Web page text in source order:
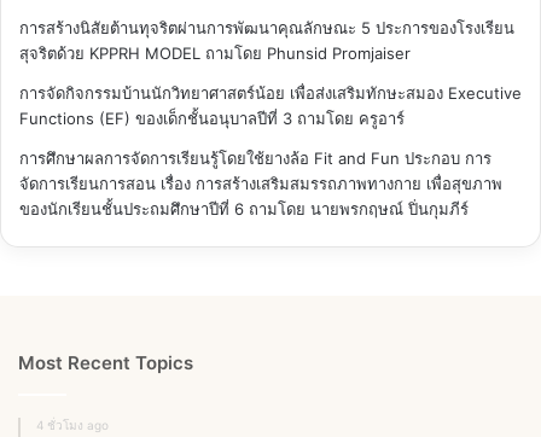
การสร้างนิสัยต้านทุจริตผ่านการพัฒนาคุณลักษณะ 5 ประการของโรงเรียน
สุจริตด้วย KPPRH MODEL ถามโดย Phunsid Promjaiser
การจัดกิจกรรมบ้านนักวิทยาศาสตร์น้อย เพื่อส่งเสริมทักษะสมอง Executive
Functions (EF) ของเด็กชั้นอนุบาลปีที่ 3 ถามโดย ครูอาร์
การศึกษาผลการจัดการเรียนรู้โดยใช้ยางล้อ Fit and Fun ประกอบ การ
จัดการเรียนการสอน เรื่อง การสร้างเสริมสมรรถภาพทางกาย เพื่อสุขภาพ
ของนักเรียนชั้นประถมศึกษาปีที่ 6 ถามโดย นายพรกฤษณ์ ปิ่นกุมภีร์
Most Recent Topics
4 ชั่วโมง ago